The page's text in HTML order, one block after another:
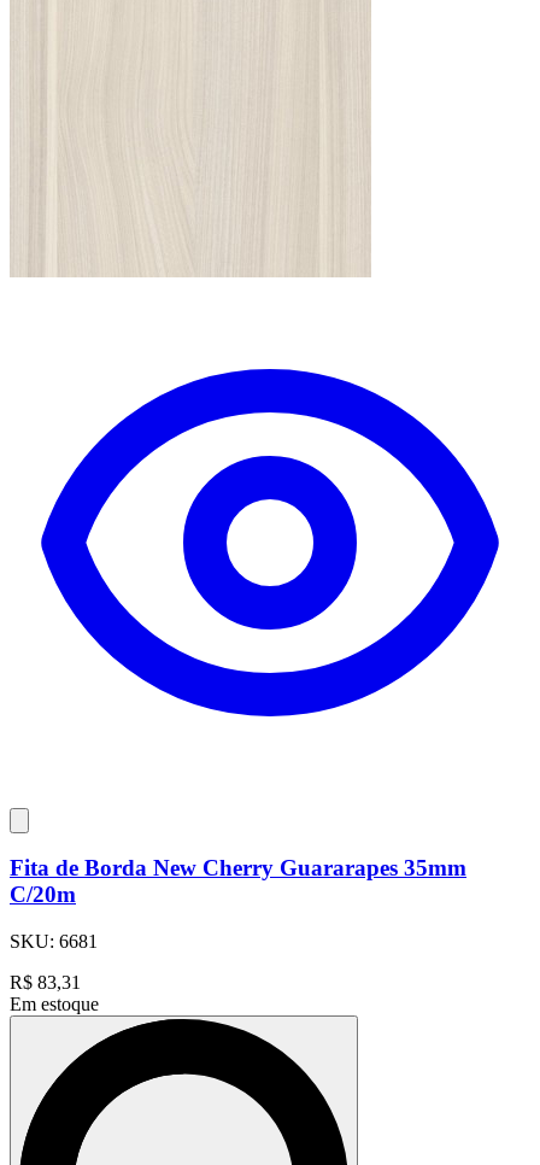
Fita de Borda New Cherry Guararapes 35mm
C/20m
SKU: 6681
R$ 83,31
Em estoque